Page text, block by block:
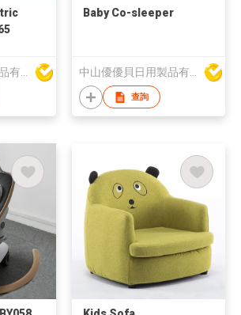
中山市波比兒童用品有限公司
Baby Co-sleeper
中山優優貝日用製品有限公司
查詢